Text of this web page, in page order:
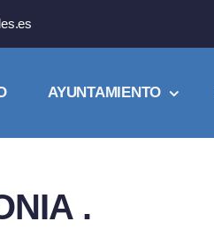
AYUNTAMIENTO
.